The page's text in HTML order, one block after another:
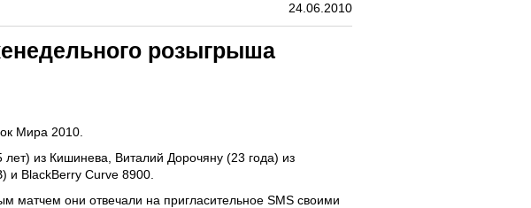
24.06.2010
розыгрыша
Мира 2010.
лет) из Кишинева, Виталий Дорочяну (23 года) из
и BlackBerry Curve 8900.
матчем они отвечали на пригласительное SMS своими